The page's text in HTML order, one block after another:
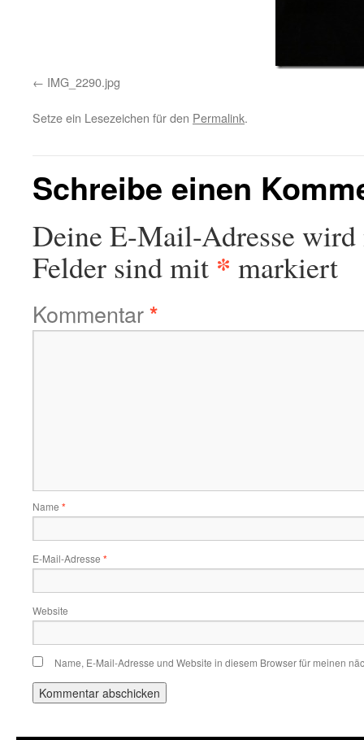
IMG_2290.jpg
Setze ein Lesezeichen für den Permalink.
Schreibe einen
Deine E-Mail-Adresse
Felder sind mit * markiert
Kommentar*
Name *
E-Mail-Adresse *
Website
Name, E-Mail-Adresse und Website in diesem Browser für meinen